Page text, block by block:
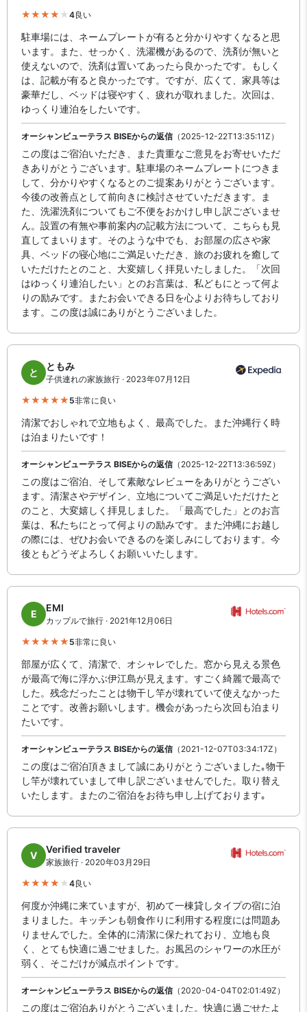
4良い
駐車場には、ネームプレートが有ると分かりやすくなると思
います。また、せっかく、洗濯機があるので、洗剤が無いと
使えないので、洗剤は置いてあったら良かったです。もしく
は、記載が有ると良かったです。ですが、広くて、家具等は
豪華だし、ベッドは寝やすく、疲れが取れました。次回は、
ゆっくり連泊をしたいです。
オーシャンビューテラス BISEからの返信（2025-12-22T13:35:11Z）
この度はご宿泊いただき、また貴重なご意見をお寄せいただ
きありがとうございます。駐車場のネームプレートにつきま
して、分かりやすくなるとのご提案ありがとうございます。
今後の改善点として前向きに検討させていただきます。ま
た、洗濯洗剤についてもご不便をおかけし申し訳ございませ
ん。設置の有無や事前案内の記載方法について、こちらも見
直してまいります。そのような中でも、お部屋の広さや家
具、ベッドの寝心地にご満足いただき、旅のお疲れを癒して
いただけたとのこと、大変嬉しく拝見いたしました。「次回
はゆっくり連泊したい」とのお言葉は、私どもにとって何よ
りの励みです。またお会いできる日を心よりお待ちしており
ます。この度は誠にありがとうございました。
と
ともみ
子供連れの家族旅行 · 2023年07月12日
5非常に良い
清潔でおしゃれで立地もよく、最高でした。また沖縄行く時
は泊まりたいです！
オーシャンビューテラス BISEからの返信（2025-12-22T13:36:59Z）
この度はご宿泊、そして素敵なレビューをありがとうござい
ます。清潔さやデザイン、立地についてご満足いただけたと
のこと、大変嬉しく拝見しました。「最高でした」とのお言
葉は、私たちにとって何よりの励みです。また沖縄にお越し
の際には、ぜひお会いできるのを楽しみにしております。今
後ともどうぞよろしくお願いいたします。
E
EMI
カップルで旅行 · 2021年12月06日
5非常に良い
部屋が広くて、清潔で、オシャレでした。窓から見える景色
が最高で海に浮かぶ伊江島が見えます。すごく綺麗で最高で
した。残念だったことは物干し竿が壊れていて使えなかった
ことです。改善お願いします。機会があったら次回も泊まり
たいです。
オーシャンビューテラス BISEからの返信（2021-12-07T03:34:17Z）
この度はご宿泊頂きまして誠にありがとうございました｡物干
し竿が壊れていまして申し訳ございませんでした。取り替え
いたします。またのご宿泊をお待ち申し上げております｡
V
Verified traveler
家族旅行 · 2020年03月29日
4良い
何度か沖縄に来ていますが、初めて一棟貸しタイプの宿に泊
まりました。キッチンも朝食作りに利用する程度には問題あ
りませんでした。全体的に清潔に保たれており、立地も良
く、とても快適に過ごせました。お風呂のシャワーの水圧が
弱く、そこだけが減点ポイントです。
オーシャンビューテラス BISEからの返信（2020-04-04T02:01:49Z）
この度はご宿泊ありがとうございました。快適に過ごせたよ